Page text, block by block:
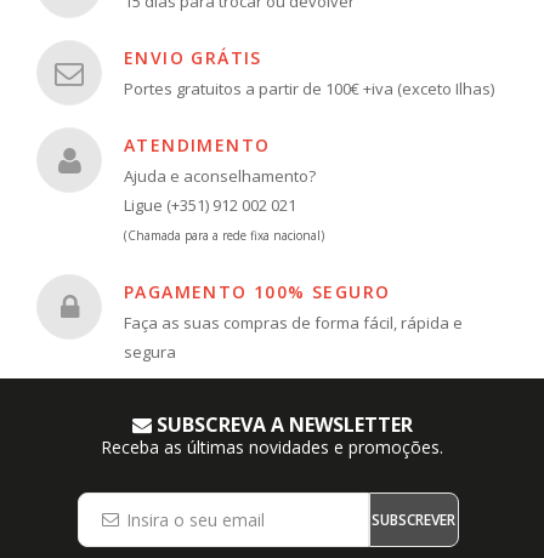
ENVIO GRÁTIS
Portes gratuitos a partir de 100€ +iva (exceto Ilhas)
ATENDIMENTO
Ajuda e aconselhamento?
Ligue (+351) 912 002 021
(Chamada para a rede fixa nacional)
PAGAMENTO 100% SEGURO
Faça as suas compras de forma fácil, rápida e
segura
SUBSCREVA A NEWSLETTER
Receba as últimas novidades e promoções.
SUBSCREVER